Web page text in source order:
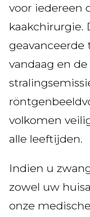
voor iedereen
kaakchirurgie.
geavanceerde
vandaag en
volkomen
alle leeftijden.
Indien u
zowel uw
onze